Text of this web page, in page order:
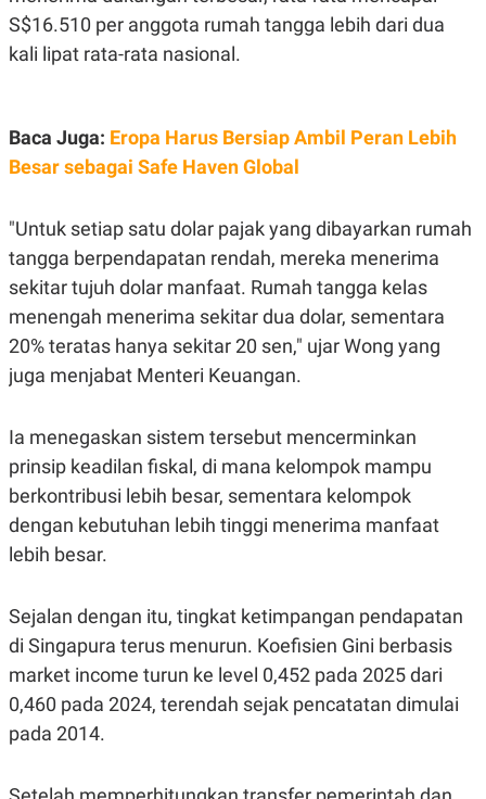
S$16.510 per anggota rumah tangga lebih dari dua
kali lipat rata-rata nasional.
Baca Juga: Eropa Harus Bersiap Ambil Peran Lebih
Besar sebagai Safe Haven Global
"Untuk setiap satu dolar pajak yang dibayarkan rumah
tangga berpendapatan rendah, mereka menerima
sekitar tujuh dolar manfaat. Rumah tangga kelas
menengah menerima sekitar dua dolar, sementara
20% teratas hanya sekitar 20 sen," ujar Wong yang
juga menjabat Menteri Keuangan.
Ia menegaskan sistem tersebut mencerminkan
prinsip keadilan fiskal, di mana kelompok mampu
berkontribusi lebih besar, sementara kelompok
dengan kebutuhan lebih tinggi menerima manfaat
lebih besar.
Sejalan dengan itu, tingkat ketimpangan pendapatan
di Singapura terus menurun. Koefisien Gini berbasis
market income turun ke level 0,452 pada 2025 dari
0,460 pada 2024, terendah sejak pencatatan dimulai
pada 2014.